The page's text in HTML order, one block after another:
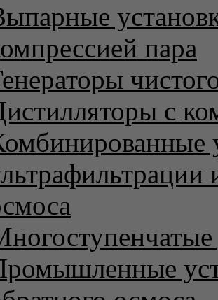
пара
с